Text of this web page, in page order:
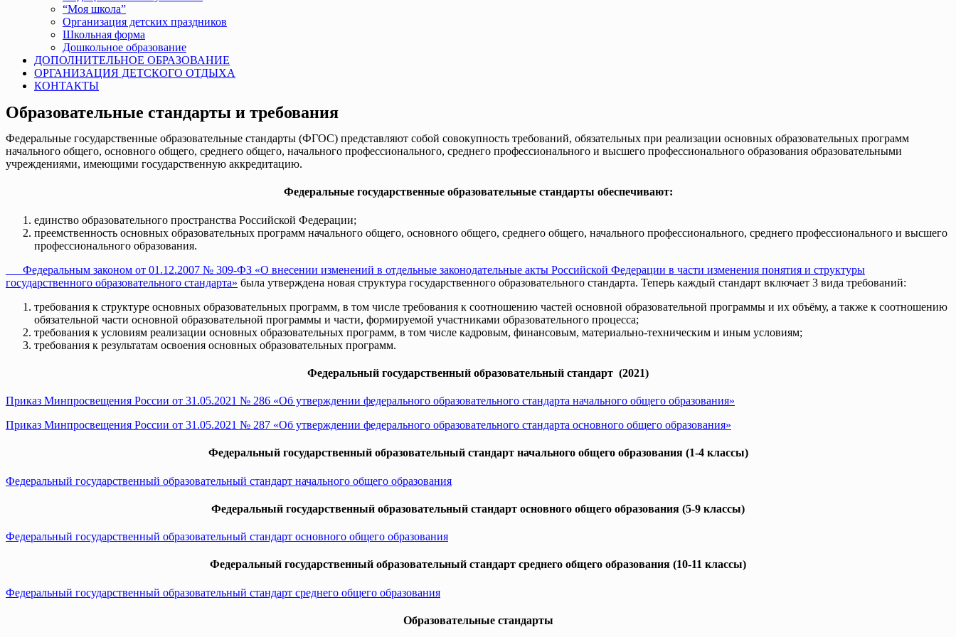
“Моя школа”
Организация детских праздников
Школьная форма
Дошкольное образование
ДОПОЛНИТЕЛЬНОЕ ОБРАЗОВАНИЕ
ОРГАНИЗАЦИЯ ДЕТСКОГО ОТДЫХА
КОНТАКТЫ
Образовательные стандарты и требования
Федеральные государственные образовательные стандарты (ФГОС) представляют собой совокупность требований, обязательных при реализации основных образовательных программ
начального общего, основного общего, среднего общего, начального профессионального, среднего профессионального и высшего профессионального образования образовательными
учреждениями, имеющими государственную аккредитацию.
Федеральные государственные образовательные стандарты обеспечивают:
единство образовательного пространства Российской Федерации;
преемственность основных образовательных программ начального общего, основного общего, среднего общего, начального профессионального, среднего профессионального и высшего
профессионального образования.
Федеральным законом от 01.12.2007 № 309-ФЗ «О внесении изменений в отдельные законодательные акты Российской Федерации в части изменения понятия и структуры
государственного образовательного стандарта» была утверждена новая структура государственного образовательного стандарта. Теперь каждый стандарт включает 3 вида требований:
требования к структуре основных образовательных программ, в том числе требования к соотношению частей основной образовательной программы и их объёму, а также к соотношению
обязательной части основной образовательной программы и части, формируемой участниками образовательного процесса;
требования к условиям реализации основных образовательных программ, в том числе кадровым, финансовым, материально-техническим и иным условиям;
требования к результатам освоения основных образовательных программ.
Федеральный государственный образовательный стандарт (2021)
Приказ Минпросвещения России от 31.05.2021 № 286 «Об утверждении федерального образовательного стандарта начального общего образования»
Приказ Минпросвещения России от 31.05.2021 № 287 «Об утверждении федерального образовательного стандарта основного общего образования»
Федеральный государственный образовательный стандарт начального общего образования (1-4 классы)
Федеральный государственный образовательный стандарт начального общего образования
Федеральный государственный образовательный стандарт основного общего образования (5-9 классы)
Федеральный государственный образовательный стандарт основного общего образования
Федеральный государственный образовательный стандарт среднего общего образования (10-11 классы)
Федеральный государственный образовательный стандарт среднего общего образования
Образовательные стандарты